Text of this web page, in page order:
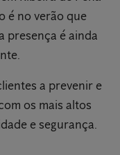
é no verão que
presença é ainda
a prevenir e
os mais altos
e segurança.